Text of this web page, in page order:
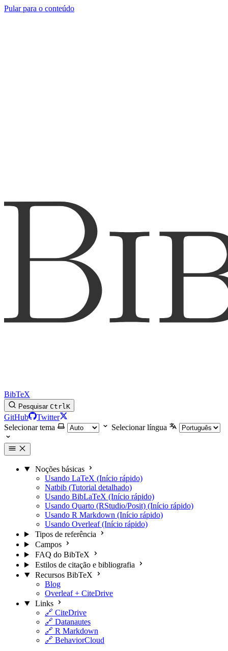
Pular para o conteúdo
BibTeX
Pesquisar CtrlK
GitHub
Twitter
Selecionar tema
Selecionar língua
Noções básicas
Usando LaTeX (Início rápido)
Natbib (Tutorial detalhado)
Usando BibLaTeX (Início rápido)
Usando Quarto (RStudio/Posit) (Início rápido)
Usando R Markdown (Início rápido)
Usando Overleaf (Início rápido)
Tipos de referência
Campos
FAQ do BibTeX
Estilos de citação e bibliografia
Recursos BibTeX
Blog
Overleaf + CiteDrive
Links
🔗 CiteDrive
🔗 Datanautes
🔗 R Markdown
🔗 BehaviorCloud